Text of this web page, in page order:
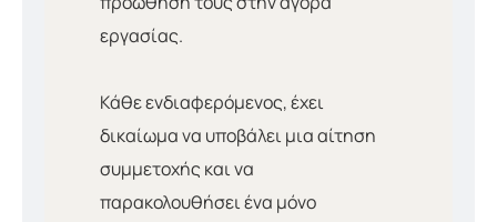
εργασίας.
Κάθε ενδιαφερόμενος, έχει
δικαίωμα να υποβάλει μια αίτηση
συμμετοχής και να
παρακολουθήσει ένα μόνο